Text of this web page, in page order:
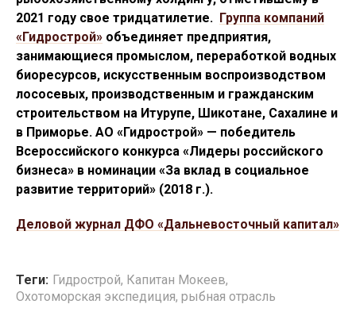
2021 году свое тридцатилетие. Группа компаний
«Гидрострой» объединяет предприятия,
занимающиеся промыслом, переработкой водных
биоресурсов, искусственным воспроизводством
лососевых, производственным и гражданским
строительством на Итурупе, Шикотане, Сахалине и
в Приморье. АО «Гидрострой» — победитель
Всероссийского конкурса «Лидеры российского
бизнеса» в номинации «За вклад в социальное
развитие территорий» (2018 г.).
Деловой журнал ДФО «Дальневосточный капитал»
Теги: Гидрострой, Капитан Мокеев,
Охотоморская экспедиция, рыбная отрасль